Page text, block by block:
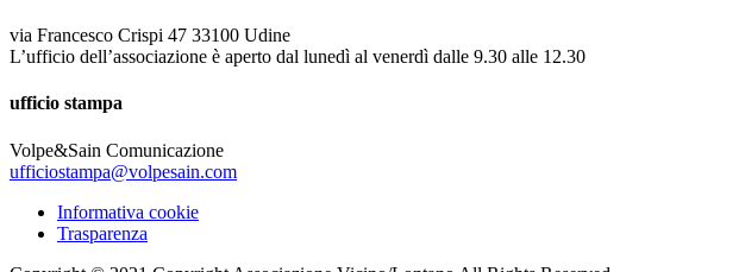
via Francesco Crispi 47 33100 Udine
L’ufficio dell’associazione è aperto dal lunedì al venerdì dalle 9.30 alle 12.30
ufficio stampa
Volpe&Sain Comunicazione
ufficiostampa@volpesain.com
Informativa cookie
Trasparenza